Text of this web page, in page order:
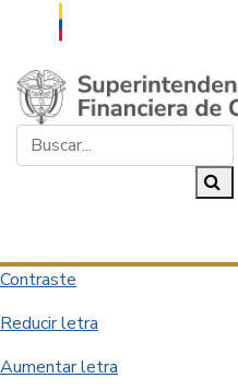
Saltar al contenido principal
Contraste
Reducir letra
Aumentar letra